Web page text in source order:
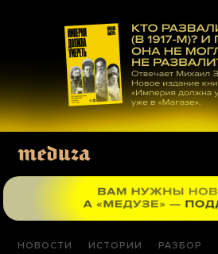
материалам
НОВОСТИ ИСТОРИИ РАЗБОР